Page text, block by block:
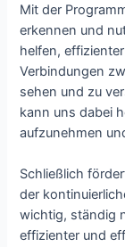
Mit der
erkennen und
helfen,
Verbindungen
sehen und zu
kann uns dabei
aufzunehmen
Schließlich
der
wichtig, ständig
effizienter und